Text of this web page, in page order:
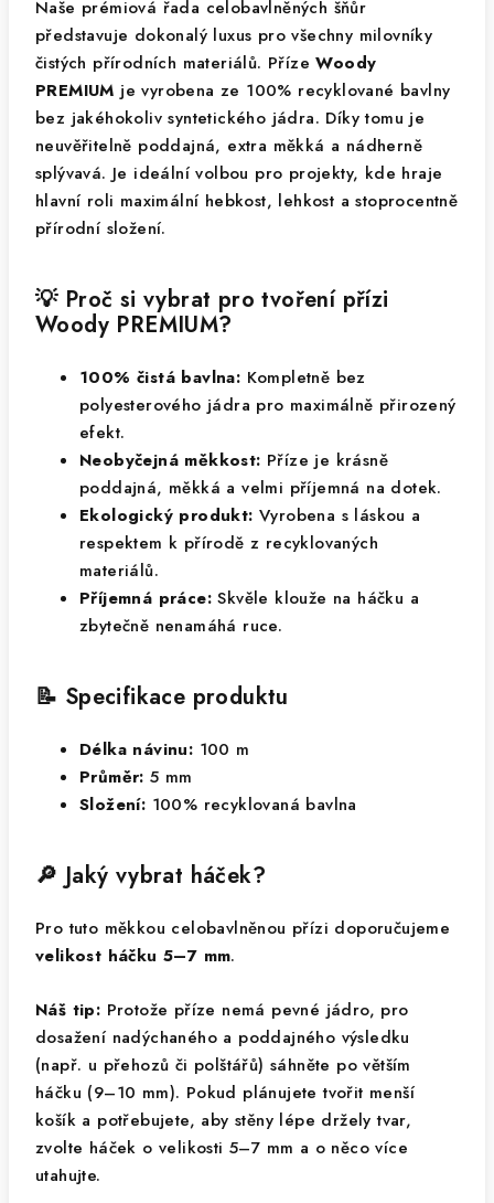
Naše prémiová řada celobavlněných šňůr
představuje dokonalý luxus pro všechny milovníky
čistých přírodních materiálů. PřízeWoody
PREMIUM je vyrobena ze 100% recyklované bavlny
bez jakéhokoliv syntetického jádra. Díky tomu je
neuvěřitelně poddajná, extra měkká a nádherně
splývavá. Je ideální volbou pro projekty, kde hraje
hlavní roli maximální hebkost, lehkost a stoprocentně
přírodní složení.
💡 Proč si vybrat pro tvoření přízi
Woody PREMIUM?
100% čistá bavlna: Kompletně bez
polyesterového jádra pro maximálně přirozený
efekt.
Neobyčejná měkkost: Příze je krásně
poddajná, měkká a velmi příjemná na dotek.
Ekologický produkt: Vyrobena s láskou a
respektem k přírodě z recyklovaných
materiálů.
Příjemná práce: Skvěle klouže na háčku a
zbytečně nenamáhá ruce.
📝 Specifikace produktu
Délka návinu: 100 m
Průměr: 5 mm
Složení: 100% recyklovaná bavlna
🔎 Jaký vybrat háček?
Pro tuto měkkou celobavlněnou přízi doporučujeme
velikost háčku 5–7 mm.
Náš tip: Protože příze nemá pevné jádro, pro
dosažení nadýchaného a poddajného výsledku
(např. u přehozů či polštářů) sáhněte po větším
háčku (9–10 mm). Pokud plánujete tvořit menší
košík a potřebujete, aby stěny lépe držely tvar,
zvolte háček o velikosti 5–7 mm a o něco více
utahujte.